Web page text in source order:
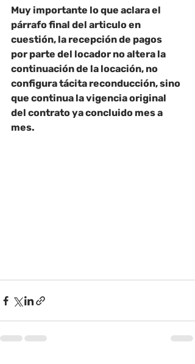
Muy importante lo que aclara el
párrafo final del articulo en
cuestión, la recepción de pagos
por parte del locador no altera la
continuación de la locación, no
configura tácita reconducción, sino
que continua la vigencia original
del contrato ya concluido mes a
mes.